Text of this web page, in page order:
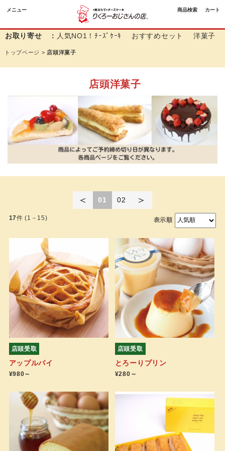
メニュー 商品検索 カート
お取り寄せ ： 人気NO1！ﾁｰｽﾞｹｰｷ おすすめセット 洋菓子
トップページ > 店頭洋菓子
店頭洋菓子
＜ 01 02 ＞
17件 (1－15) 表示順
店頭受取
アップルパイ
¥980～
店頭受取
とろーりプリン
¥280～